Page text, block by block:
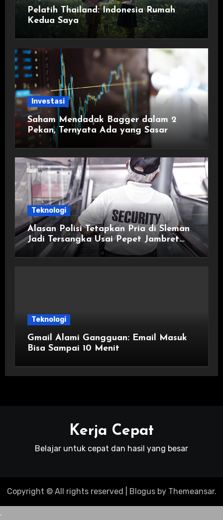
Pelatih Thailand: Indonesia Rumah
Kedua Saya
Investasi
Saham Mendadak Bagger dalam 2
Pekan, Ternyata Ada yang Sasar
Teknologi
Alasan Polisi Tetapkan Pria di Sleman
Jadi Tersangka Usai Pepet Jambret
demi Lindungi Istri
Teknologi
Gmail Alami Gangguan: Email Masuk
Bisa Sampai 10 Menit
Kerja Cepat
Belajar untuk cepat dan hasil yang besar
Copyright © All rights reserved Blogusby Themeansar.
.